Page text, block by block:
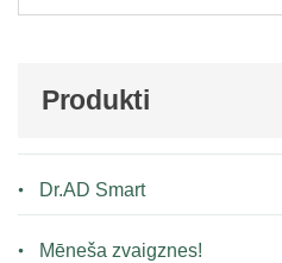
Produkti
Dr.AD Smart
Mēneša zvaigznes!